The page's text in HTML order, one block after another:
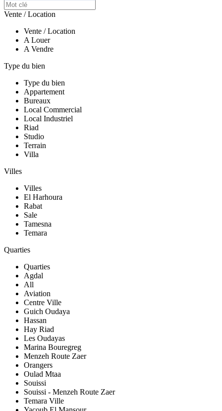
Vente / Location
Vente / Location
A Louer
A Vendre
Type du bien
Type du bien
Appartement
Bureaux
Local Commercial
Local Industriel
Riad
Studio
Terrain
Villa
Villes
Villes
El Harhoura
Rabat
Sale
Tamesna
Temara
Quarties
Quarties
Agdal
All
Aviation
Centre Ville
Guich Oudaya
Hassan
Hay Riad
Les Oudayas
Marina Bouregreg
Menzeh Route Zaer
Orangers
Oulad Mtaa
Souissi
Souissi - Menzeh Route Zaer
Temara Ville